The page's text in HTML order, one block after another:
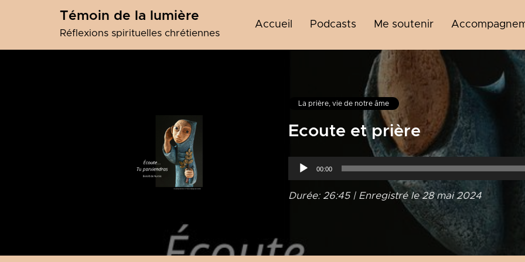
Témoin de la lumière
Réflexions spirituelles chrétiennes
Accueil Podcasts Me soutenir
La prière, vie de notre âme
Ecoute et prière
Lecteur
audio
00:00
Durée: 26:45| Enregistré le 28 mai 2024